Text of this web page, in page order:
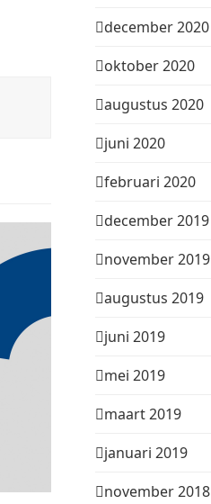
december 2020
oktober 2020
augustus 2020
juni 2020
februari 2020
december 2019
november 2019
augustus 2019
juni 2019
mei 2019
maart 2019
januari 2019
november 2018